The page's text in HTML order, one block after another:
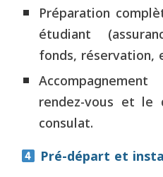
Préparation
étudiant
fonds, réservation,
rendez-vous et le
consulat.
Pré-départ et